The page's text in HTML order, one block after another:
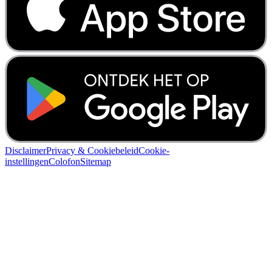
DisclaimerPrivacy & CookiebeleidCookie-
instellingenColofonSitemap